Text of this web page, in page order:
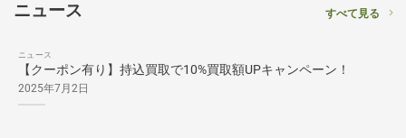
ニュース すべて見る
ニュース
【クーポン有り】持込買取で10%買取額UPキャンペーン！
2025年7月2日